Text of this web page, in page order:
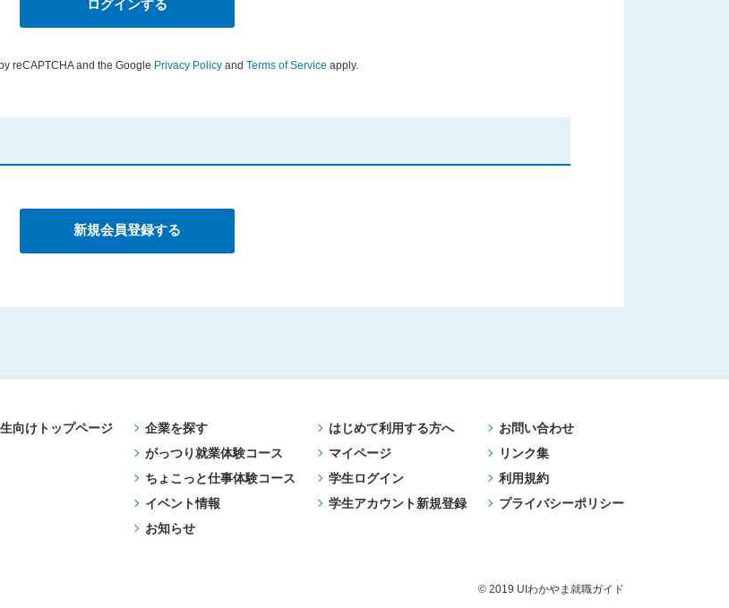
reCAPTCHA and the Google Privacy Policy and Terms of Service apply.
向けトップページ
企業を探す
がっつり就業体験コース
ちょこっと仕事体験コース
イベント情報
お知らせ
はじめて利用する方へ
マイページ
学生ログイン
学生アカウント新規登録
お問い合わせ
リンク集
利用規約
プライバシーポリシー
© 2019 UIわかやま就職ガイド